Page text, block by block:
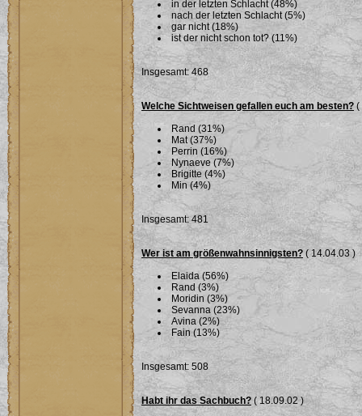
in der letzten Schlacht (48%)
nach der letzten Schlacht (5%)
gar nicht (18%)
ist der nicht schon tot? (11%)
Insgesamt: 468
Welche Sichtweisen gefallen euch am besten? (
Rand (31%)
Mat (37%)
Perrin (16%)
Nynaeve (7%)
Brigitte (4%)
Min (4%)
Insgesamt: 481
Wer ist am größenwahnsinnigsten? ( 14.04.03 )
Elaida (56%)
Rand (3%)
Moridin (3%)
Sevanna (23%)
Avina (2%)
Fain (13%)
Insgesamt: 508
Habt ihr das Sachbuch? ( 18.09.02 )